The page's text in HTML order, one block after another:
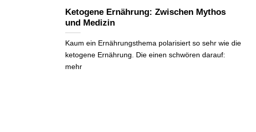
Ketogene Ernährung: Zwischen Mythos
und Medizin
Kaum ein Ernährungsthema polarisiert so sehr wie die
ketogene Ernährung. Die einen schwören darauf:
mehr